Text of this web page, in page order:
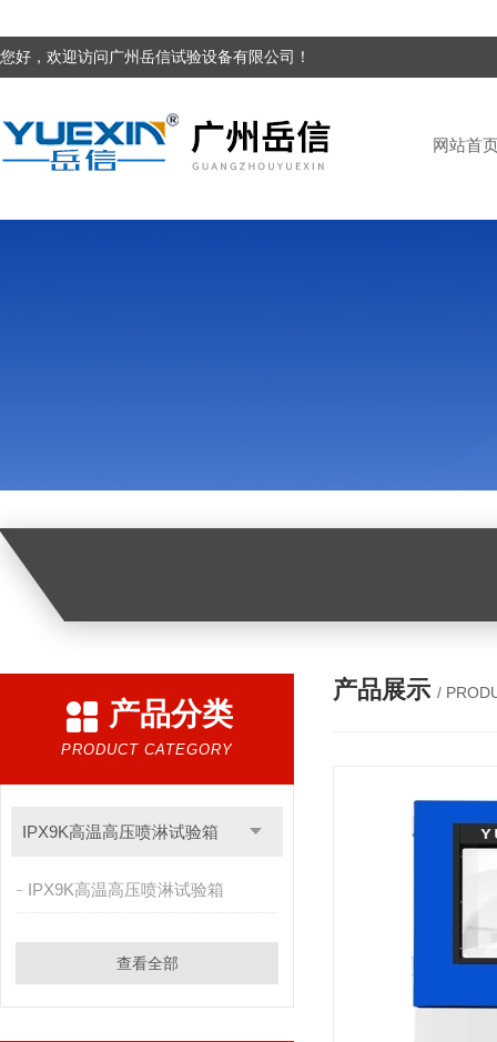
您好，欢迎访问广州岳信试验设备有限公司！
网站首
产品分类
PRODUCT CATEGORY
IPX9K高温高压喷淋试验箱
IPX9K高温高压喷淋试验箱
查看全部
产品展示 /